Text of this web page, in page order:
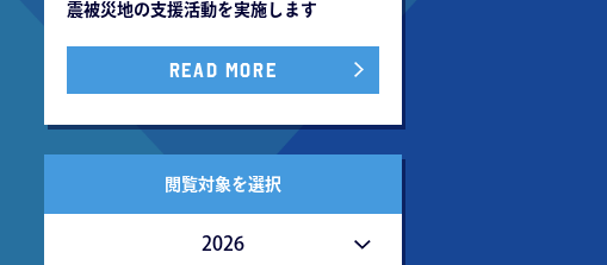
震被災地の⽀援活動を実施します
READ MORE
閲覧対象を選択
2026